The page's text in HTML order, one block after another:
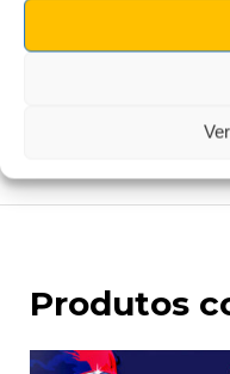
Podem surgir ligeiras
consoante os lotes e a
espátula de
Produtos